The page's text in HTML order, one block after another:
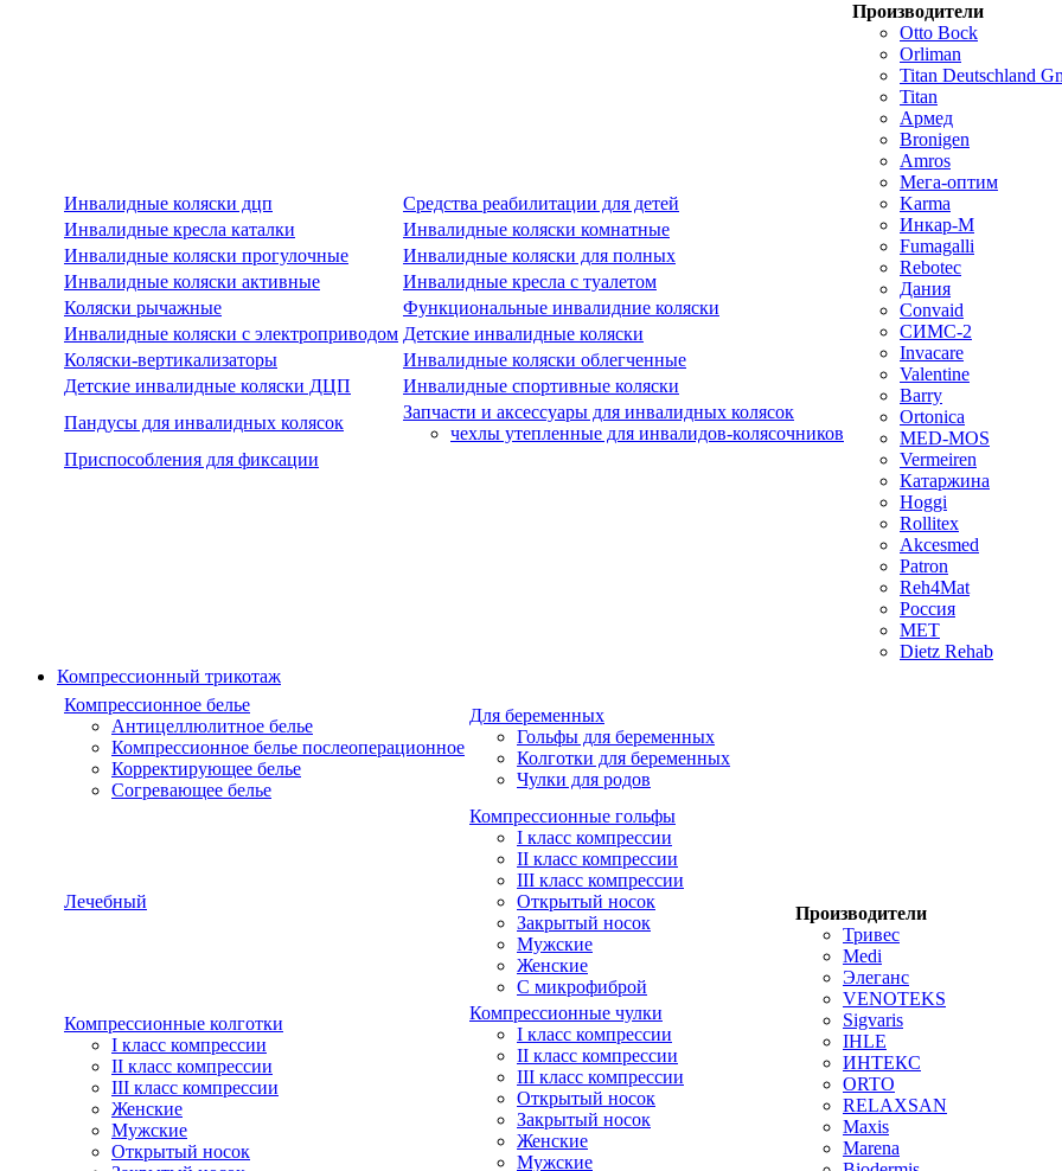
Инвалидные коляски дцп
Средства реабилитации для детей
Инвалидные кресла каталки
Инвалидные коляски комнатные
Инвалидные коляски прогулочные
Инвалидные коляски для полных
Инвалидные коляски активные
Инвалидные кресла с туалетом
Коляски рычажные
Функциональные инвалидние коляски
Инвалидные коляски с электроприводом Детские инвалидные коляски
Коляски-вертикализаторы
Инвалидные коляски облегченные
Детские инвалидные коляски ДЦП
Инвалидные спортивные коляски
Пандусы для инвалидных колясок
Запчасти и аксессуары для инвалидных колясок
чехлы утепленные для инвалидов-колясочников
Приспособления для фиксации
Производители
Otto Bock
Orliman
Titan Deutschland
Titan
Армед
Bronigen
Amros
Мега-оптим
Karma
Инкар-М
Fumagalli
Rebotec
Дания
Convaid
СИМС-2
Invacare
Valentine
Barry
Ortonica
MED-MOS
Vermeiren
Катаржина
Hoggi
Rollitex
Akcesmed
Patron
Reh4Mat
Россия
МЕТ
Dietz Rehab
Компрессионный трикотаж
Компрессионное белье
Антицеллюлитное белье
Компрессионное белье послеоперационное
Корректирующее белье
Согревающее белье
Для беременных
Гольфы для беременных
Колготки для беременных
Чулки для родов
Лечебный
Компрессионные гольфы
I класс компрессии
II класс компрессии
III класс компрессии
Открытый носок
Закрытый носок
Мужские
Женские
С микрофиброй
Компрессионные колготки
I класс компрессии
II класс компрессии
III класс компрессии
Женские
Мужские
Открытый носок
Компрессионные чулки
I класс компрессии
II класс компрессии
III класс компрессии
Открытый носок
Закрытый носок
Женские
Мужские
Производители
Тривес
Medi
Элеганс
VENOTEKS
Sigvaris
IHLE
ИНТЕКС
ORTO
RELAXSAN
Maxis
Marena